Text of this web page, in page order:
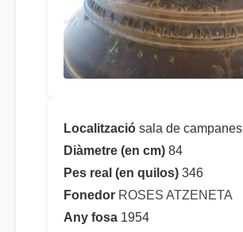
Localització sala de campanes
Diàmetre (en cm) 84
Pes real (en quilos) 346
Fonedor ROSES ATZENETA
Any fosa 1954